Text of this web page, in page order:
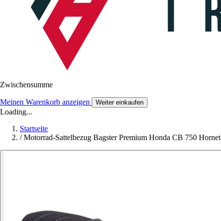
Zwischensumme
Meinen Warenkorb anzeigen Weiter einkaufen
Loading...
Startseite
/ Motorrad-Sattelbezug Bagster Premium Honda CB 750